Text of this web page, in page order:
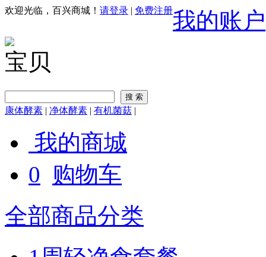
欢迎光临，百兴商城！ 请登录 | 免费注册我的账户
宝贝
康体酵素 | 净体酵素 | 有机菌菇 |
我的商城
0 购物车
全部商品分类